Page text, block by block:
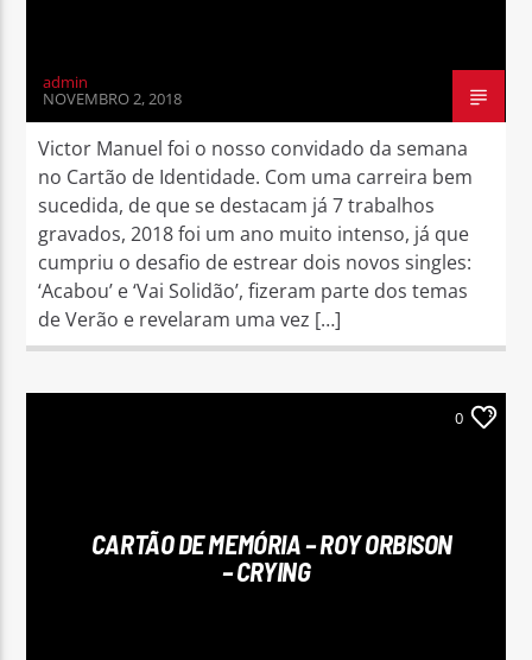
admin
NOVEMBRO 2, 2018
Victor Manuel foi o nosso convidado da semana
no Cartão de Identidade. Com uma carreira bem
sucedida, de que se destacam já 7 trabalhos
gravados, 2018 foi um ano muito intenso, já que
cumpriu o desafio de estrear dois novos singles:
‘Acabou’ e ‘Vai Solidão’, fizeram parte dos temas
de Verão e revelaram uma vez […]
0
CARTÃO DE MEMÓRIA – ROY ORBISON
– CRYING